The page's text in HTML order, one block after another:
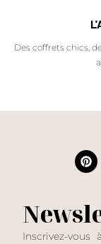
Des coffrets chics,
Inscrivez-vous